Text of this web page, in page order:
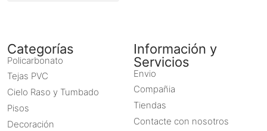
Categorías
Policarbonato
Tejas PVC
Cielo Raso y Tumbado
Pisos
Decoración
Información y
Servicios
Envio
Compañia
Tiendas
Contacte con nosotros